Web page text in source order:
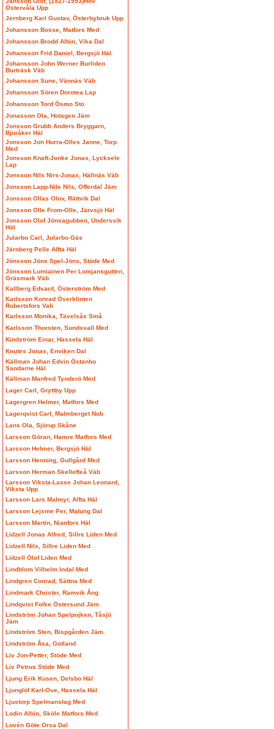
Östervåla Upp
Jernberg Karl Gustav, Österbybruk Upp
Johansson Bosse, Matfors Med
Johansson Brodd Albin, Vika Dal
Johansson Frid Daniel, Bergsjö Häl
Johansson John Werner Burliden
Burträsk Väb
Johansson Sune, Vännäs Väb
Johansson Sören Dorotea Lap
Johansson Tord Ösmo Sto
Jonasson Ola, Hotagen Jäm
Jonsson Grubb Anders Bryggarn,
Bjuråker Häl
Jonsson Jon Hurra-Olles Janne, Torp
Med
Jonsson Knaft-Jonke Jonas, Lycksele
Lap
Jonsson Nils Nirs-Jonas, Hällnäs Väb
Jonsson Lapp-Nils Nils, Offerdal Jäm
Jonsson Ollas Olov, Rättvik Dal
Jonsson Olle From-Olle, Järvsjö Häl
Jonsson Olof Jönsagubben, Undersvik
Häl
Jularbo Carl, Jularbo Gäs
Järnberg Pelle Alfta Häl
Jönsson Jöns Spel-Jöns, Stöde Med
Jönsson Lumiainen Per Lomjansgutten,
Gräsmark Väb
Kallberg Edvard, Österström Med
Karlsson Konrad Överklinten
Robertsfors Vab
Karlsson Monika, Tävelsås Små
Karlsson Thorsten, Sundsvall Med
Kindström Einar, Hassela Häl
Knutes Jonas, Enviken Dal
Källman Johan Edvin Östanbo
Sandarne Häl
Källman Manfred Tynderö Med
Lager Carl, Gryttby Upp
Lagergren Helmer, Matfors Med
Lagerqvist Carl, Malmberget Nob
Lans Ola, Sjörup Skåne
Larsson Göran, Hamre Matfors Med
Larsson Helmer, Bergsjö Häl
Larsson Henning, Gullgård Med
Larsson Herman Skellefteå Väb
Larsson Viksta-Lasse Johan Leonard,
Viksta Upp
Larsson Lars Malmyr, Alfta Häl
Larsson Lejsme Per, Malung Dal
Larsson Martin, Nianfors Häl
Lidzell Jonas Alfred, Sillre Liden Med
Lidzell Nils, Sillre Liden Med
Lidzell Olof Liden Med
Lindblom Vilhelm Indal Med
Lindgren Conrad, Sättna Med
Lindmark Christer, Ramvik Ång
Lindqvist Folke Östersund Jäm
Lindström Johan Spelpojken, Tåsjö
Jäm
Lindström Sten, Bispgården Jäm
Lindström Åsa, Gotland
Liv Jon-Petter, Stöde Med
Liv Petrus Stöde Med
Ljung Erik Kusen, Delsbo Häl
Ljunglöf Karl-Ove, Hassela Häl
Ljustorp Spelmanslag Med
Lodin Albin, Sköle Matfors Med
Lovén Göte Orsa Dal